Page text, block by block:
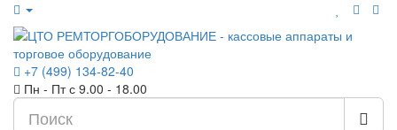
+7 (499) 134-82-40
Пн - Пт с 9.00 - 18.00